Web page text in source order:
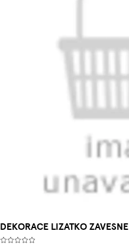
DEKORACE LIZATKO ZAVESNE